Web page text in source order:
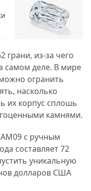
грани, из-за чего
самом деле. В мире
огранить
насколько
их корпус сплошь
камнями.
с ручным
составляет 72
уникальную
долларов США